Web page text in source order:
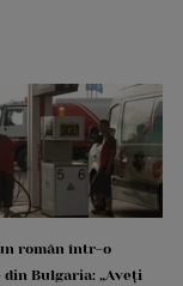
român într-o
Bulgaria: „Aveți